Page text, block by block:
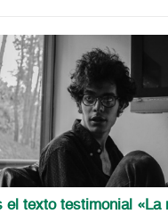
el texto testimonial «La